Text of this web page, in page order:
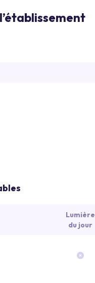
Lumière
du jour